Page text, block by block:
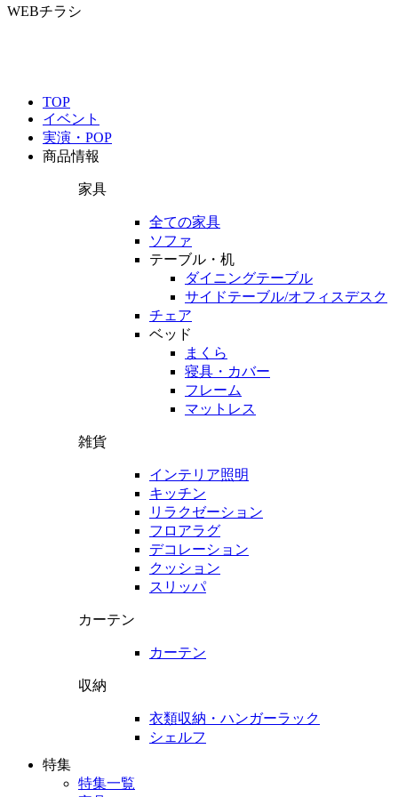
WEBチラシ
TOP
イベント
実演・POP
商品情報
家具
全ての家具
ソファ
テーブル・机
ダイニングテーブル
サイドテーブル/オフィスデスク
チェア
ベッド
まくら
寝具・カバー
フレーム
マットレス
雑貨
インテリア照明
キッチン
リラクゼーション
フロアラグ
デコレーション
クッション
スリッパ
カーテン
カーテン
収納
衣類収納・ハンガーラック
シェルフ
特集
特集一覧